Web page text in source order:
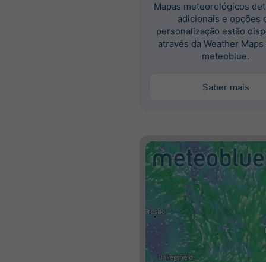
Mapas meteorológicos
adicionais e opções
personalização estão
através da Weather Maps
meteoblue.
Saber mais